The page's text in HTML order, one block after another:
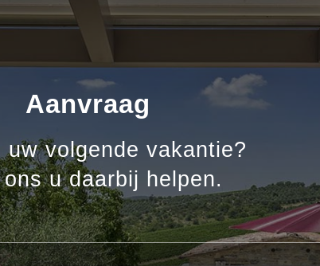
Aanvraag
uw volgende vakantie?
u daarbij helpen.